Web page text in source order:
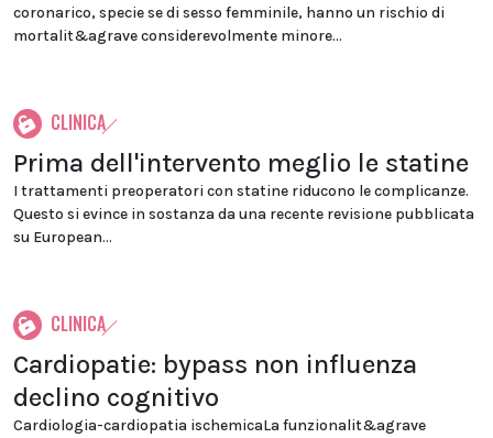
coronarico, specie se di sesso femminile, hanno un rischio di
mortalit&agrave considerevolmente minore...
CLINICA
Prima dell'intervento meglio le statine
I trattamenti preoperatori con statine riducono le complicanze.
Questo si evince in sostanza da una recente revisione pubblicata
su European...
CLINICA
Cardiopatie: bypass non influenza
declino cognitivo
Cardiologia-cardiopatia ischemicaLa funzionalit&agrave